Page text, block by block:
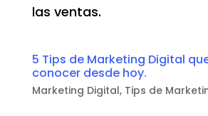
las ventas.
5 Tips de Marketing Digital
conocer desde hoy.
Marketing Digital, Tips de